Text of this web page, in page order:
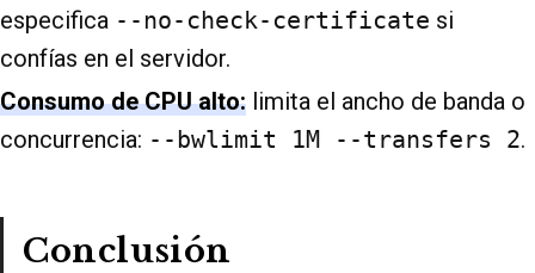
especifica --no-check-certificate si
confías en el servidor.
Consumo de CPU alto: limita el ancho de banda o
concurrencia: --bwlimit 1M --transfers 2.
Conclusión